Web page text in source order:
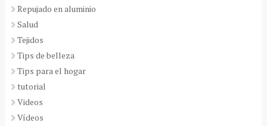
Repujado en aluminio
Salud
Tejidos
Tips de belleza
Tips para el hogar
tutorial
Videos
Vídeos